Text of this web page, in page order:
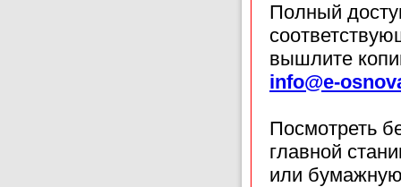
Полный
вышлите
info@e-
Посмотреть
главной
или